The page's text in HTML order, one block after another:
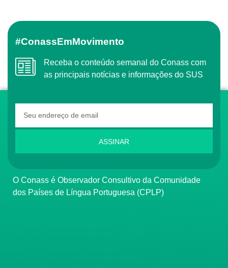
#ConassEmMovimento
Receba o conteúdo semanal do Conass com
as principais notícias e informações do SUS
ASSINAR
O Conass é Observador Consultivo da Comunidade
dos Países de Língua Portuguesa (CPLP)